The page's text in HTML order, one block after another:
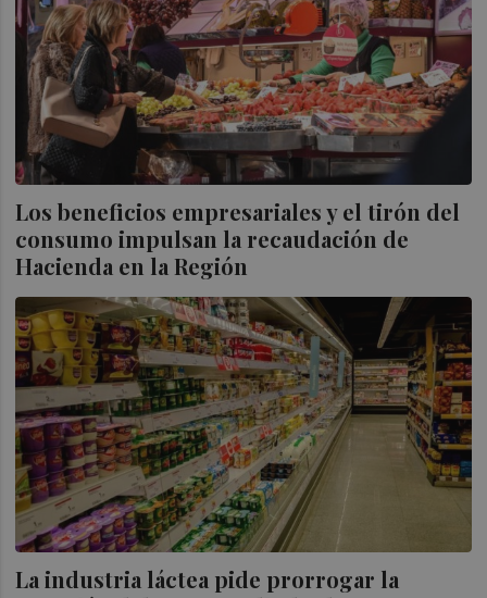
Los beneficios empresariales y el tirón del
consumo impulsan la recaudación de
Hacienda en la Región
La industria láctea pide prorrogar la